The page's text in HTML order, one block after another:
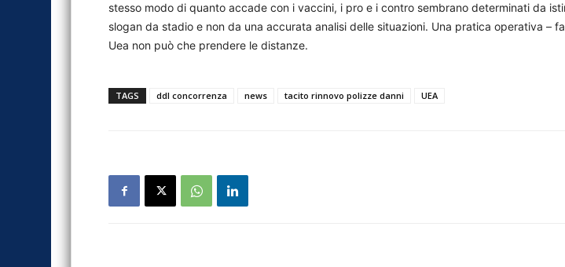
stesso modo di quanto accade con i vaccini, i pro e i contro sembrano determinati da
slogan da stadio e non da una accurata analisi delle situazioni. Una pratica operativa –
Uea non può che prendere le distanze.
TAGS ddl concorrenza news tacito rinnovo polizze danni UEA